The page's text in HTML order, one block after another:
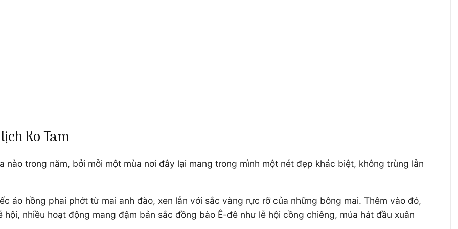
Ko Tam
nào trong năm, bởi mỗi một mùa nơi đây lại mang trong mình một nét đẹp khác biệt, không trùng lẫn
áo hồng phai phớt từ mai anh đào, xen lẫn với sắc vàng rực rỡ của những bông mai. Thêm vào đó,
hội, nhiều hoạt động mang đậm bản sắc đồng bào Ê-đê như lễ hội cồng chiêng, múa hát đầu xuân